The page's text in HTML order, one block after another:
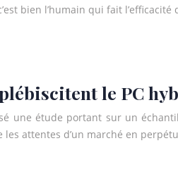
bien l’humain qui fait l’efficacité
le PC
une étude portant sur un
les attentes d’un marché en